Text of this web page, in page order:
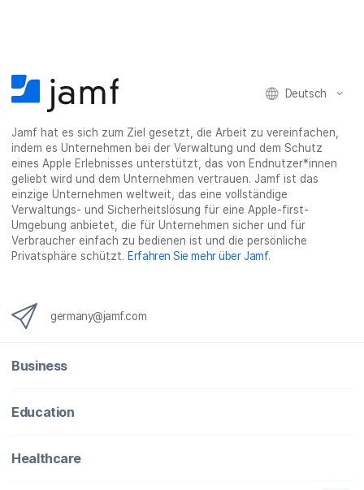
Deutsch
Jamf hat es sich zum Ziel gesetzt, die Arbeit zu vereinfachen,
indem es Unternehmen bei der Verwaltung und dem Schutz
eines Apple Erlebnisses unterstützt, das von Endnutzer*innen
geliebt wird und dem Unternehmen vertrauen. Jamf ist das
einzige Unternehmen weltweit, das eine vollständige
Verwaltungs- und Sicherheitslösung für eine Apple-first-
Umgebung anbietet, die für Unternehmen sicher und für
Verbraucher einfach zu bedienen ist und die persönliche
Privatsphäre schützt. Erfahren Sie mehr über Jamf.
germany@jamf.com
Business
Education
Healthcare